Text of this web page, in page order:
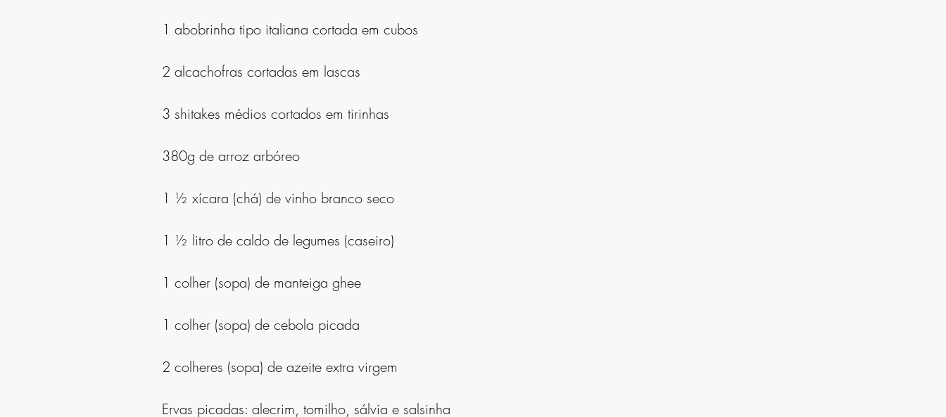
1 abobrinha tipo italiana cortada em cubos
2 alcachofras cortadas em lascas
3 shitakes médios cortados em tirinhas
380g de arroz arbóreo
1 ½ xícara (chá) de vinho branco seco
1 ½ litro de caldo de legumes (caseiro)
1 colher (sopa) de manteiga ghee
1 colher (sopa) de cebola picada
2 colheres (sopa) de azeite extra virgem
Ervas picadas: alecrim, tomilho, sálvia e salsinha